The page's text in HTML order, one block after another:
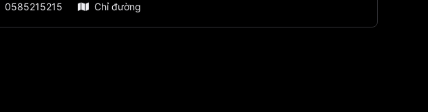
0585215215
Chỉ đường